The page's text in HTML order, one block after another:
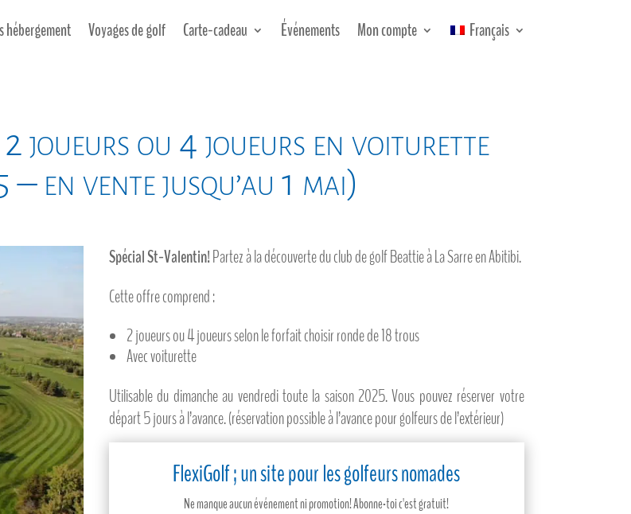
hébergement Voyages de golf Carte-cadeau Événements Mon compte Français
joueurs ou 4 joueurs en voiturette
en vente jusqu’au 1 mai)
Spécial St-Valentin!Partez à la découverte du club de golf Beattie à La Sarre en Abitibi.
Cette offre comprend :
2 joueurs ou 4 joueurs selon le forfait choisir ronde de 18 trous
Avec voiturette
Utilisable du dimanche au vendredi toute la saison 2025. Vous pouvez réserver votre
départ 5 jours à l’avance. (réservation possible à l’avance pour golfeurs de l’extérieur)
FlexiGolf ; un site pour les golfeurs nomades
Ne manque aucun événement ni promotion! Abonne-toi c'est gratuit!